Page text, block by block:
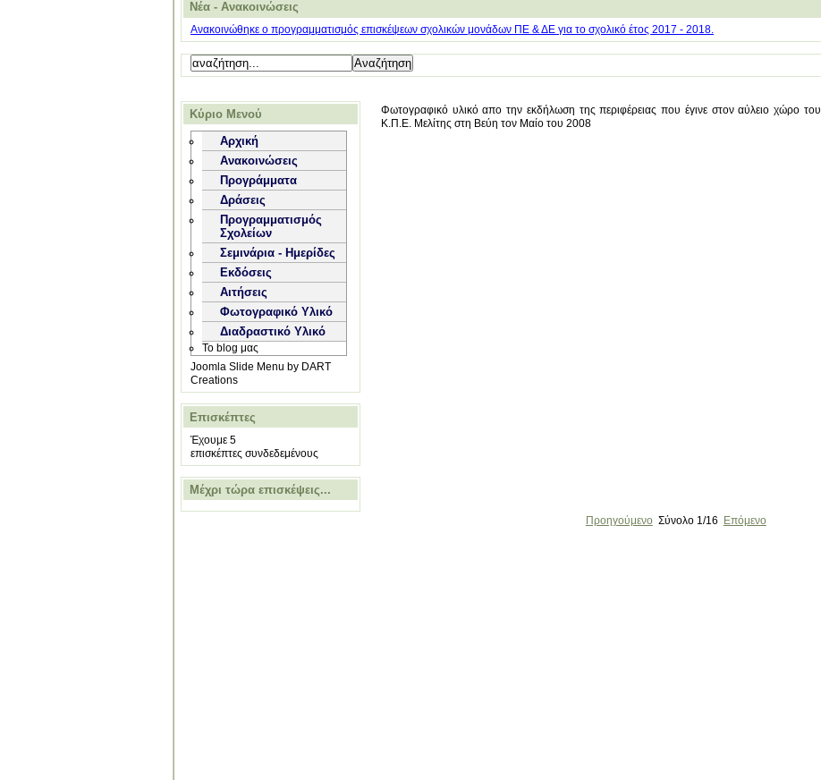
Νέα - Ανακοινώσεις
Ανακοινώθηκε ο προγραμματισμός επισκέψεων σχολικών μονάδων ΠΕ & ΔΕ για το σχολικό έτος 2017 - 2018.
Κύριο Μενού
Αρχική
Ανακοινώσεις
Προγράμματα
Δράσεις
Προγραμματισμός
Σχολείων
Σεμινάρια - Ημερίδες
Εκδόσεις
Αιτήσεις
Φωτογραφικό Υλικό
Διαδραστικό Υλικό
Το blog μας
Joomla Slide Menu by DART
Creations
Επισκέπτες
Έχουμε 5
επισκέπτες συνδεδεμένους
Μέχρι τώρα επισκέψεις...
Φωτογραφικό υλικό απο την εκδήλωση της περιφέρειας που έγινε στον αύλειο χώρο του
Κ.Π.Ε. Μελίτης στη Βεύη τον Μαίο του 2008
ΠροηγούμενοΣύνολο1/16 Επόμενο